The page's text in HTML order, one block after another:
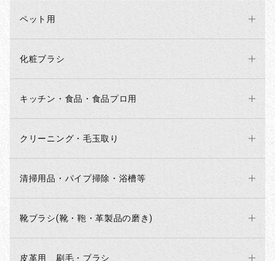
ペット用
化粧ブラシ
キッチン・食品・食品プロ用
クリーニング・毛玉取り
清掃用品・パイプ掃除・浴槽等
靴ブラシ(靴・鞄・革製品の磨き)
皮革用 刷毛・ブラシ